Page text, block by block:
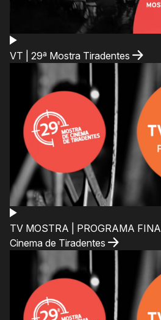
VT | 29ª Mostra Tiradentes
TV MOSTRA | PROGRAMA
Cinema de Tiradentes